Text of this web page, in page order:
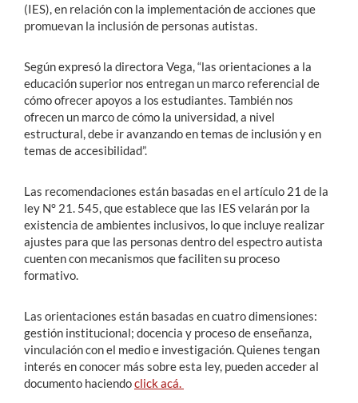
(IES), en relación con la implementación de acciones que
promuevan la inclusión de personas autistas.
Según expresó la directora Vega, “las orientaciones a la
educación superior nos entregan un marco referencial de
cómo ofrecer apoyos a los estudiantes. También nos
ofrecen un marco de cómo la universidad, a nivel
estructural, debe ir avanzando en temas de inclusión y en
temas de accesibilidad”.
Las recomendaciones están basadas en el artículo 21 de la
ley N° 21. 545, que establece que las IES velarán por la
existencia de ambientes inclusivos, lo que incluye realizar
ajustes para que las personas dentro del espectro autista
cuenten con mecanismos que faciliten su proceso
formativo.
Las orientaciones están basadas en cuatro dimensiones:
gestión institucional; docencia y proceso de enseñanza,
vinculación con el medio e investigación. Quienes tengan
interés en conocer más sobre esta ley, pueden acceder al
documento haciendoclick acá.